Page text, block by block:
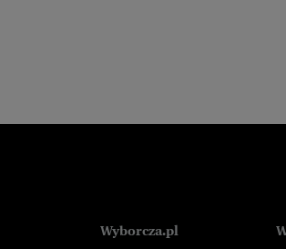
Wyborcza.pl